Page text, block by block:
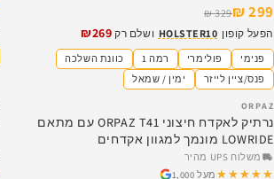
299 ₪
329 ₪
הפעל קופון HOLSTER10 ושלם רק ₪269
פנימי פולימרי רמה 1
כוונת השלכה
פנס/ציין לייזר
ימין / שמאל
SALE
ORPAZ
נרתיק לאקדח חיצוני ORPAZ T41 עם מתאם
LOWRIDE מונמך למגוון אקדחים
משלוח UPS מהיר
★★★★★
★★★★★ מעל 1,000